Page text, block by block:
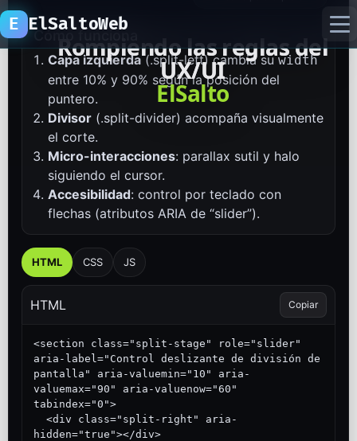
E ElSaltoWeb
inicio
proyectos
recursos
laboratorio ia
Rompiendolasreglasdel
UX/UI
ElSalto
Rompiendolasreglasdel
UX/UI
Web
Cómo funciona
Capa izquierda(.split-left) cambia suwidth
entre 10% y 90% según la posición del
puntero.
Divisor (.split-divider) acompaña visualmente
el corte.
Micro-interacciones: parallax sutil y halo
siguiendo el cursor.
Accesibilidad: control por teclado con
flechas (atributos ARIA de “slider”).
HTML CSS JS
HTML Copiar
<section class="split-stage" role="slider"
aria-label="Control deslizante de división de
pantalla" aria-valuemin="10" aria-
valuemax="90" aria-valuenow="60"
tabindex="0">
hidden="true"></div>